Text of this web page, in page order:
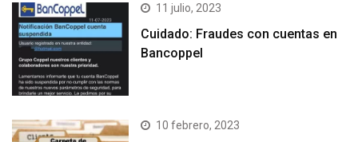
11 julio, 2023
Cuidado: Fraudes con cuentas en
Bancoppel
10 febrero, 2023